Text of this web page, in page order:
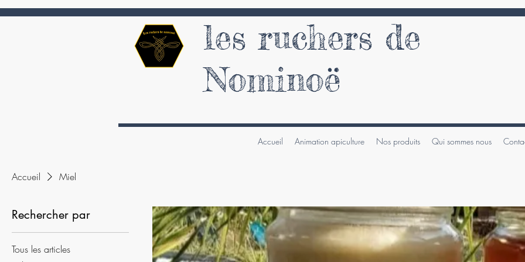
les ruchers de
Nominoë
Accueil Animation apiculture Nos produits Qui sommes nous
Accueil Miel
Rechercher par
Tous les articles